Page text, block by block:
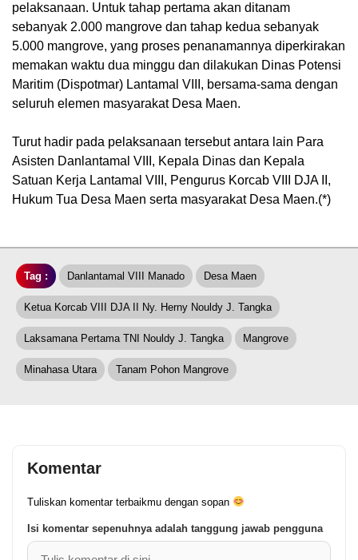
pelaksanaan. Untuk tahap pertama akan ditanam
sebanyak 2.000 mangrove dan tahap kedua sebanyak
5.000 mangrove, yang proses penanamannya diperkirakan
memakan waktu dua minggu dan dilakukan Dinas Potensi
Maritim (Dispotmar) Lantamal VIII, bersama-sama dengan
seluruh elemen masyarakat Desa Maen.
Turut hadir pada pelaksanaan tersebut antara lain Para
Asisten Danlantamal VIII, Kepala Dinas dan Kepala
Satuan Kerja Lantamal VIII, Pengurus Korcab VIII DJA II,
Hukum Tua Desa Maen serta masyarakat Desa Maen.(*)
Tag : Danlantamal VIII Manado Desa Maen
Ketua Korcab VIII DJA II Ny. Herny Nouldy J. Tangka
Laksamana Pertama TNI Nouldy J. Tangka Mangrove
Minahasa Utara Tanam Pohon Mangrove
Komentar
Tuliskan komentar terbaikmu dengan sopan
Isi komentar sepenuhnya adalah tanggung jawab pengguna